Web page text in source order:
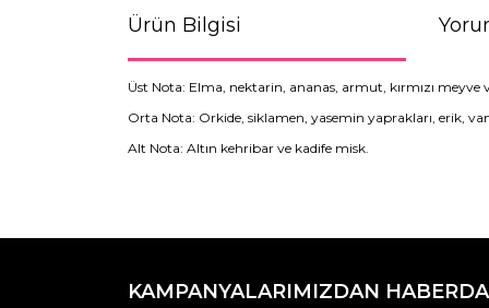
Ürün Bilgisi
Üst Nota: Elma, nektarin, ananas, armut, kırmızı meyve
Orta Nota: Orkide, siklamen, yasemin yaprakları, erik,
Alt Nota: Altın kehribar ve kadife misk.
Görüş ve önerileriniz için teşekkür ederiz.
Ürün resmi kalitesiz, bozuk veya
KAMPANYALARIMIZDAN